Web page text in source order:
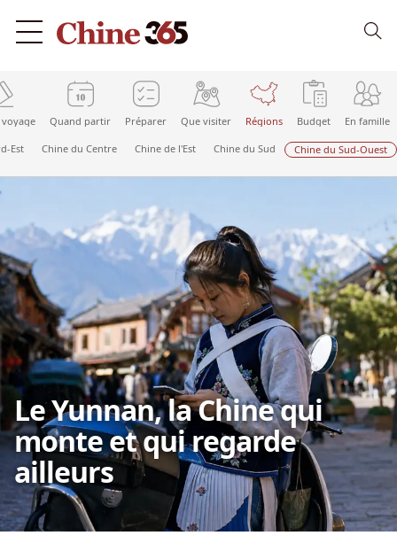
Quand partir Préparer Que visiter Régions Budget En famille
Est Chine du Centre Chine de l'Est Chine du Sud Chine du Sud-Ouest
Le Yunnan, la Chine qui
monte et qui regarde
ailleurs